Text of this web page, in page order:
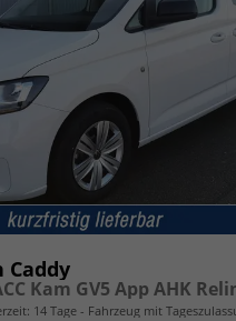
Caddy
Kam GV5 App AHK
14 Tage Fahrzeug mit